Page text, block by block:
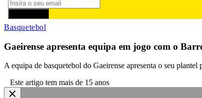
Basquetebol
Gaeirense apresenta equipa em jogo com o
A equipa de basquetebol do Gaeirense apresenta o seu
Este artigo tem mais de 15 anos